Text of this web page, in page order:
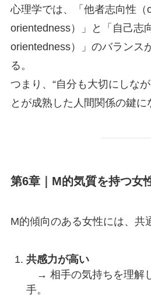
心理学では、「他者志向性（
orientedness）」と「自己志
orientedness）」のバランス
る。
つまり、“自分も大切にしな
とが成熟した人間関係の鍵に
第6章｜M的気質を持つ女
M的傾向のある女性には、共
共感力が高い
→ 相手の気持ちを理解
手。